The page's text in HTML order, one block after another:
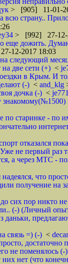
> [905] 11-01-
всю страну..
> [992] 27-12-
дожить.
12-2017 18:03
следующий
две сети (+) <
в Крым. И
(-) < and_klg
дочка (-) <
по старинке - по
отказался
не первый раз
а через МТС -
что
получение на
до сих пор никто
(-) (Личный
связь =) (-) <
не поменялось (-)
нет (что